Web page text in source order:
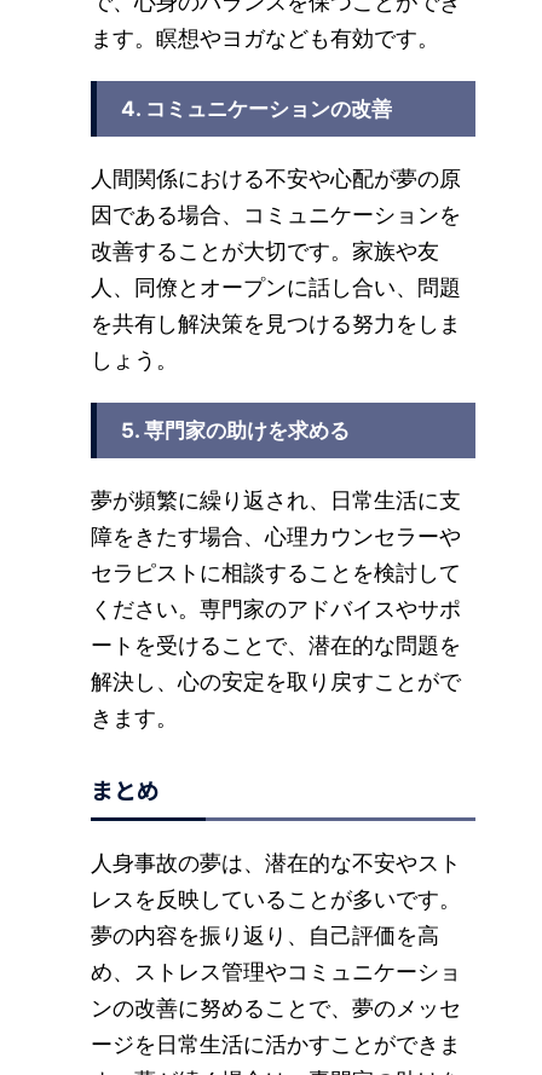
ます。瞑想やヨガなども有効です。
4. コミュニケーションの改善
人間関係における不安や心配が夢の原
因である場合、コミュニケーションを
改善することが大切です。家族や友
人、同僚とオープンに話し合い、問題
を共有し解決策を見つける努力をしま
しょう。
5. 専門家の助けを求める
夢が頻繁に繰り返され、日常生活に支
障をきたす場合、心理カウンセラーや
セラピストに相談することを検討して
ください。専門家のアドバイスやサポ
ートを受けることで、潜在的な問題を
解決し、心の安定を取り戻すことがで
きます。
まとめ
人身事故の夢は、潜在的な不安やスト
レスを反映していることが多いです。
夢の内容を振り返り、自己評価を高
め、ストレス管理やコミュニケーショ
ンの改善に努めることで、夢のメッセ
ージを日常生活に活かすことができま